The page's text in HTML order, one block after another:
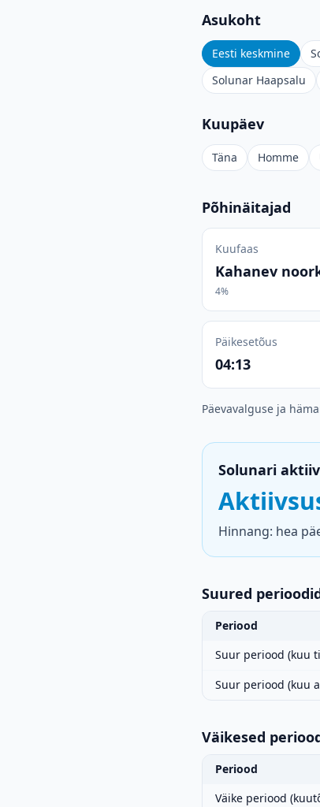
Asukoht
Eesti keskmine
Solunar Haapsalu
Kuupäev
Täna Homme
Põhinäitajad
Kuufaas
Kahanev
4%
Päikesetõus
04:13
Päevavalguse ja
Solunari
Hinnang: hea
Suured
Periood
Suur periood (kuu
Suur periood (kuu
Väikesed
Periood
Väike periood